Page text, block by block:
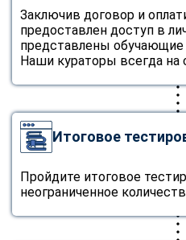
Заключив договор и
предоставлен доступ в
представлены
Наши кураторы всегда на
Итоговое
Пройдите итоговое
неограниченное